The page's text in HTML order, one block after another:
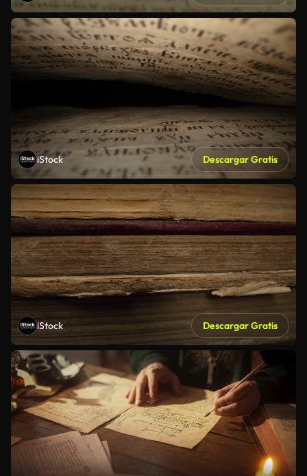
iStock Descargar Gratis
iStock Descargar Gratis